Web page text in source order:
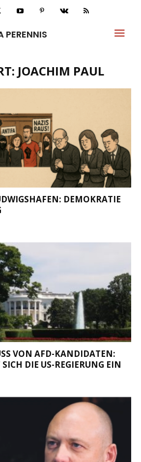
PERENNIS
JOACHIM PAUL
DEMOKRATIE I
VON AFD-KANDIDATEN:
DIE US-REGIERUNG EIN